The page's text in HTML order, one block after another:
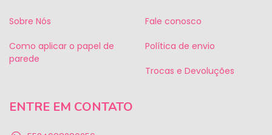
Sobre Nós
Como aplicar o papel de
parede
Fale conosco
Política de envio
Trocas e Devoluções
ENTRE EM CONTATO